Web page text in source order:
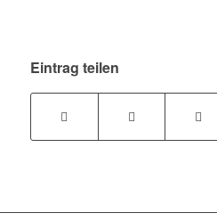
Eintrag teilen